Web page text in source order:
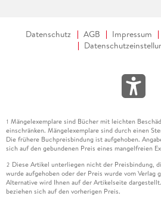
Datenschutz AGB Impressum
1 Mängelexemplare sind Bücher mit leichten
einschränken. Mängelexemplare sind durch einen
Die frühere Buchpreisbindung ist aufgehoben.
sich auf den gebundenen Preis eines mangelfreien
2 Diese Artikel unterliegen nicht der Preisbindung,
wurde aufgehoben oder der Preis wurde vom
Alternative wird Ihnen auf der Artikelseite
beziehen sich auf den vorherigen Preis.